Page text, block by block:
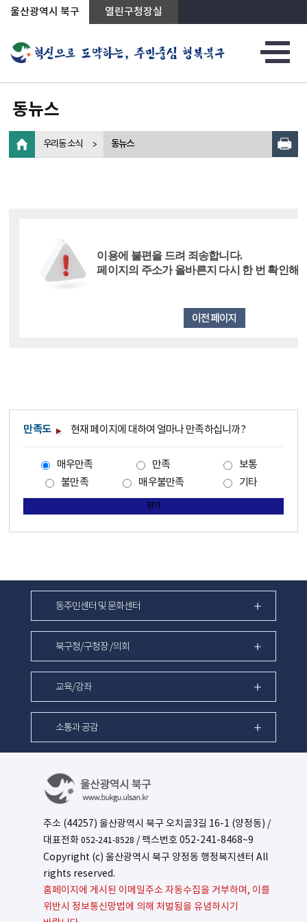
상단메뉴로 바로가기
전체메뉴로 바로가기
왼쪽메뉴로 바로가기
본문으로 바로가기
울산광역시 북구 열린구청장실
동뉴스
우리동 소식 동뉴스
이용에 불편을 드려 죄송합니다.
페이지의 주소가 올바른지 다시 한 번 확인해
만족도 현재 페이지에 대하여 얼마나 만족하십니까?
매우만족 만족
보통
불만족
매우불만족 기타
평가
동주민센터 및 문화센터
북구청/구청장 /의회
교육/강좌
소통과 공감
주소 (44257) 울산광역시 북구 오치골3길 16-1 (양정동) /
대표전화 052-241-8528 / 팩스번호 052-241-8468~9
Copyright (c) 울산광역시 북구 양정동 행정복지센터 All
rights reserved.
홈페이지에 게시된 이메일주소 자동수집을 거부하며, 이를
위반시 정보통신망법에 의해 처벌됨을 유념하시기